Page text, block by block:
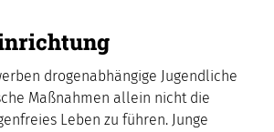
drogenabhängige Jugendliche
Maßnahmen allein nicht die
Leben zu führen. Junge